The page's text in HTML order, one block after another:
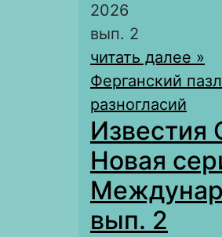
2026
вып. 2
читать далее »
Ферганский
разногласий
Известия
Новая
вып. 2